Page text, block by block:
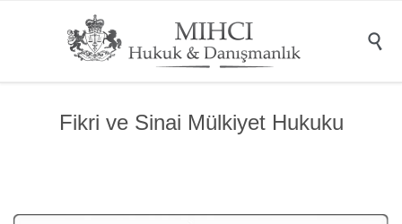

Fikri ve Sinai Mülkiyet Hukuku